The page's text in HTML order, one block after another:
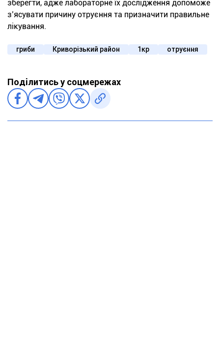
зберегти, адже лабораторне їх дослідження допоможе
з’ясувати причину отруєння та призначити правильне
лікування.
гриби Криворізький район 1кр отруєння
Поділитись у соцмережах